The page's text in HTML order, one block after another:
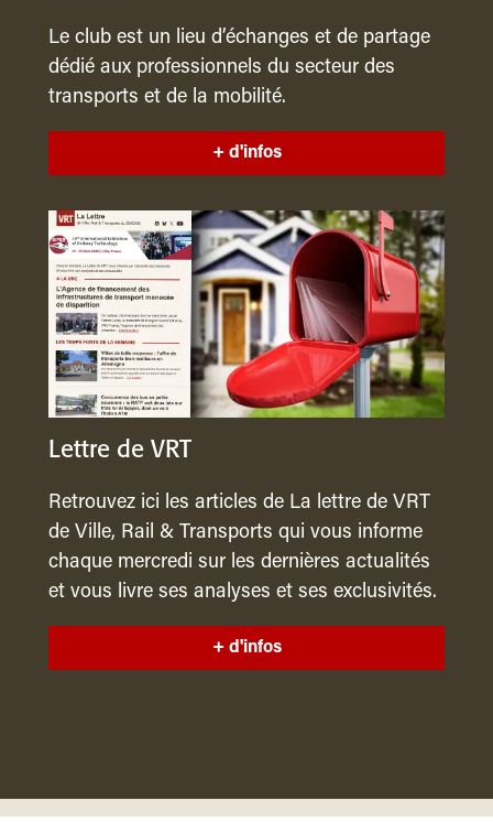
Le club est un lieu d’échanges et de partage
dédié aux professionnels du secteur des
transports et de la mobilité.
+ d'infos
Lettre de VRT
Retrouvez ici les articles de La lettre de VRT
de Ville, Rail & Transports qui vous informe
chaque mercredi sur les dernières actualités
et vous livre ses analyses et ses exclusivités.
+ d'infos